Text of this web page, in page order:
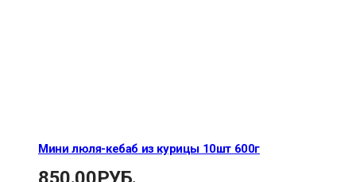
Мини люля-кебаб из курицы 10шт 600г